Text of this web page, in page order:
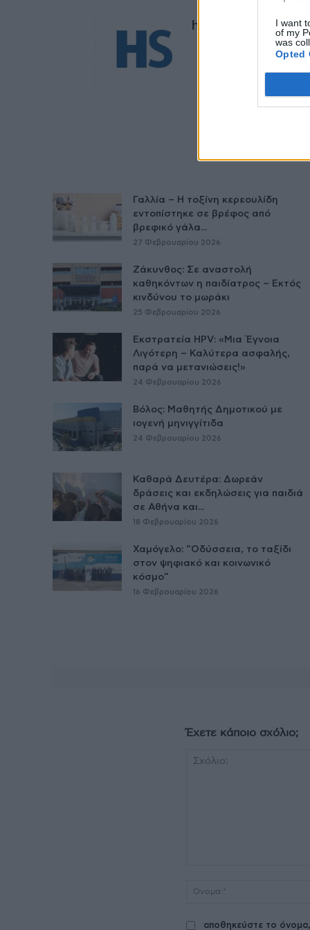
I want
of my
was
Opted
healthstories
Γαλλία – Η τοξίνη κερεουλίδη
εντοπίστηκε σε βρέφος από
βρεφικό γάλα...
27 Φεβρουαρίου 2026
Ζάκυνθος: Σε αναστολή
καθηκόντων η παιδίατρος – Εκτός
κινδύνου το μωράκι
25 Φεβρουαρίου 2026
Εκστρατεία HPV: «Μια Έγνοια
Λιγότερη – Καλύτερα ασφαλής,
παρά να μετανιώσεις!»
24 Φεβρουαρίου 2026
Βόλος: Μαθητής Δημοτικού με
ιογενή μηνιγγίτιδα
24 Φεβρουαρίου 2026
Καθαρά Δευτέρα: Δωρεάν
δράσεις και εκδηλώσεις για παιδιά
σε Αθήνα και...
18 Φεβρουαρίου 2026
Χαμόγελο: “Οδύσσεια, το ταξίδι
στον ψηφιακό και κοινωνικό
κόσμο”
16 Φεβρουαρίου 2026
Έχετε κάποιο σχόλιο;
αποθηκεύστε το